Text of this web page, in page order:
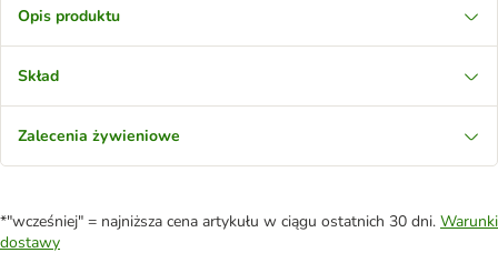
Opis produktu
Skład
Zalecenia żywieniowe
*"wcześniej" = najniższa cena artykułu w ciągu ostatnich 30 dni. Warunki
dostawy